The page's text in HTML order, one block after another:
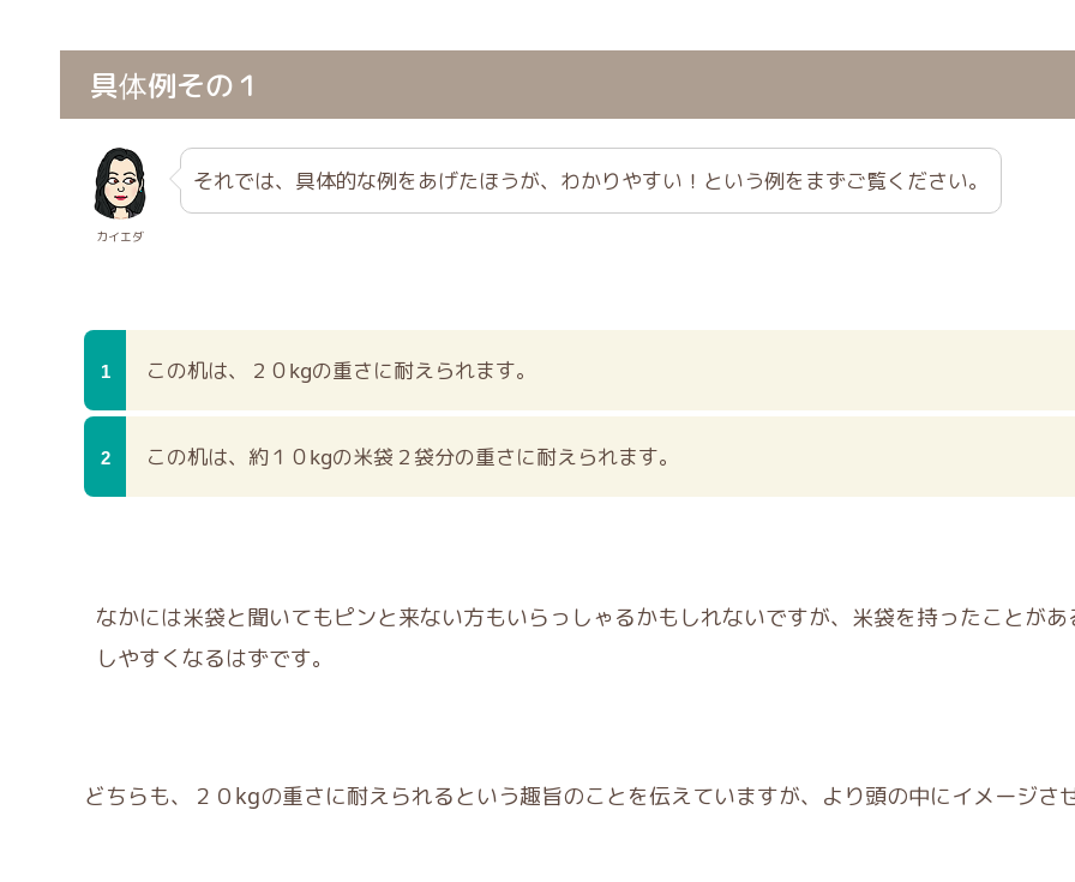
具体例その１
カイエダ
それでは、具体的な例をあげたほうが、わかりやすい！という例をまずご覧ください。
この机は、２０kgの重さに耐えられます。
この机は、約１０kgの米袋２袋分の重さに耐えられます。
なかには米袋と聞いてもピンと来ない方もいらっしゃるかもしれないですが、米袋を持ったことが
しやすくなるはずです。
どちらも、２０kgの重さに耐えられるという趣旨のことを伝えていますが、より頭の中にイメージさ